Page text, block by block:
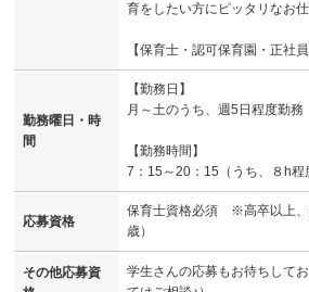
育をしたい方にピッタリなお仕
【保育士・認可保育園・正社
勤務曜日・時
間
【勤務日】
月～土のうち、週5日程度勤務
【勤務時間】
7：15～20：15（うち、８h程
応募資格
保育士資格必須 ※高卒以上、
歳）
その他応募資
学生さんの応募もお待ちして